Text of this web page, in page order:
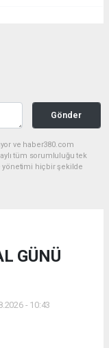
Gönder
ve haber380.com
tüm sorumluluğu tek
yönetimi hiçbir şekilde
GÜNÜ
- 10:43